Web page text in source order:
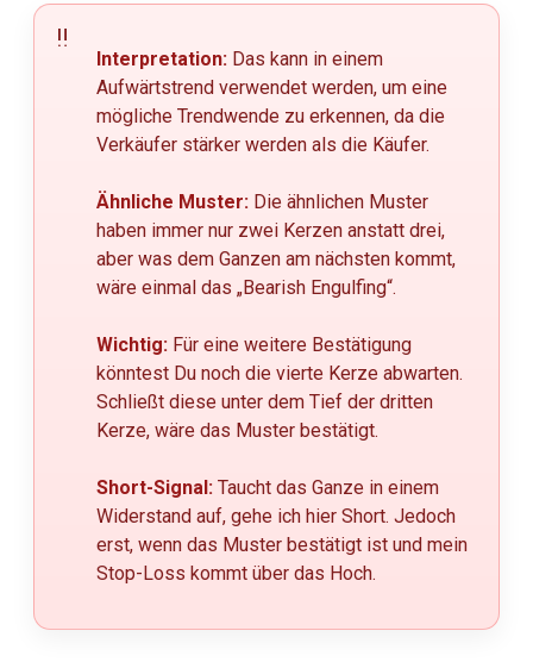
Interpretation: Das kann in einem
Aufwärtstrend verwendet werden, um eine
mögliche Trendwende zu erkennen, da die
Verkäufer stärker werden als die Käufer.
Ähnliche Muster: Die ähnlichen Muster
haben immer nur zwei Kerzen anstatt drei,
aber was dem Ganzen am nächsten kommt,
wäre einmal das „Bearish Engulfing“.
Wichtig: Für eine weitere Bestätigung
könntest Du noch die vierte Kerze abwarten.
Schließt diese unter dem Tief der dritten
Kerze, wäre das Muster bestätigt.
Short-Signal: Taucht das Ganze in einem
Widerstand auf, gehe ich hier Short. Jedoch
erst, wenn das Muster bestätigt ist und mein
Stop-Loss kommt über das Hoch.